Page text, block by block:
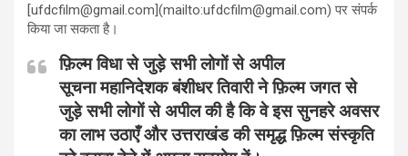
[ufdcfilm@gmail.com](mailto:ufdcfilm@gmail.com) पर संपर्क
किया जा सकता है।
फ़िल्म विधा से जुड़े सभी लोगों से अपील
सूचना महानिदेशक बंशीधर तिवारी ने फ़िल्म जगत से
जुड़े सभी लोगों से अपील की है कि वे इस सुनहरे अवसर
का लाभ उठाएँ और उत्तराखंड की समृद्ध फ़िल्म संस्कृति